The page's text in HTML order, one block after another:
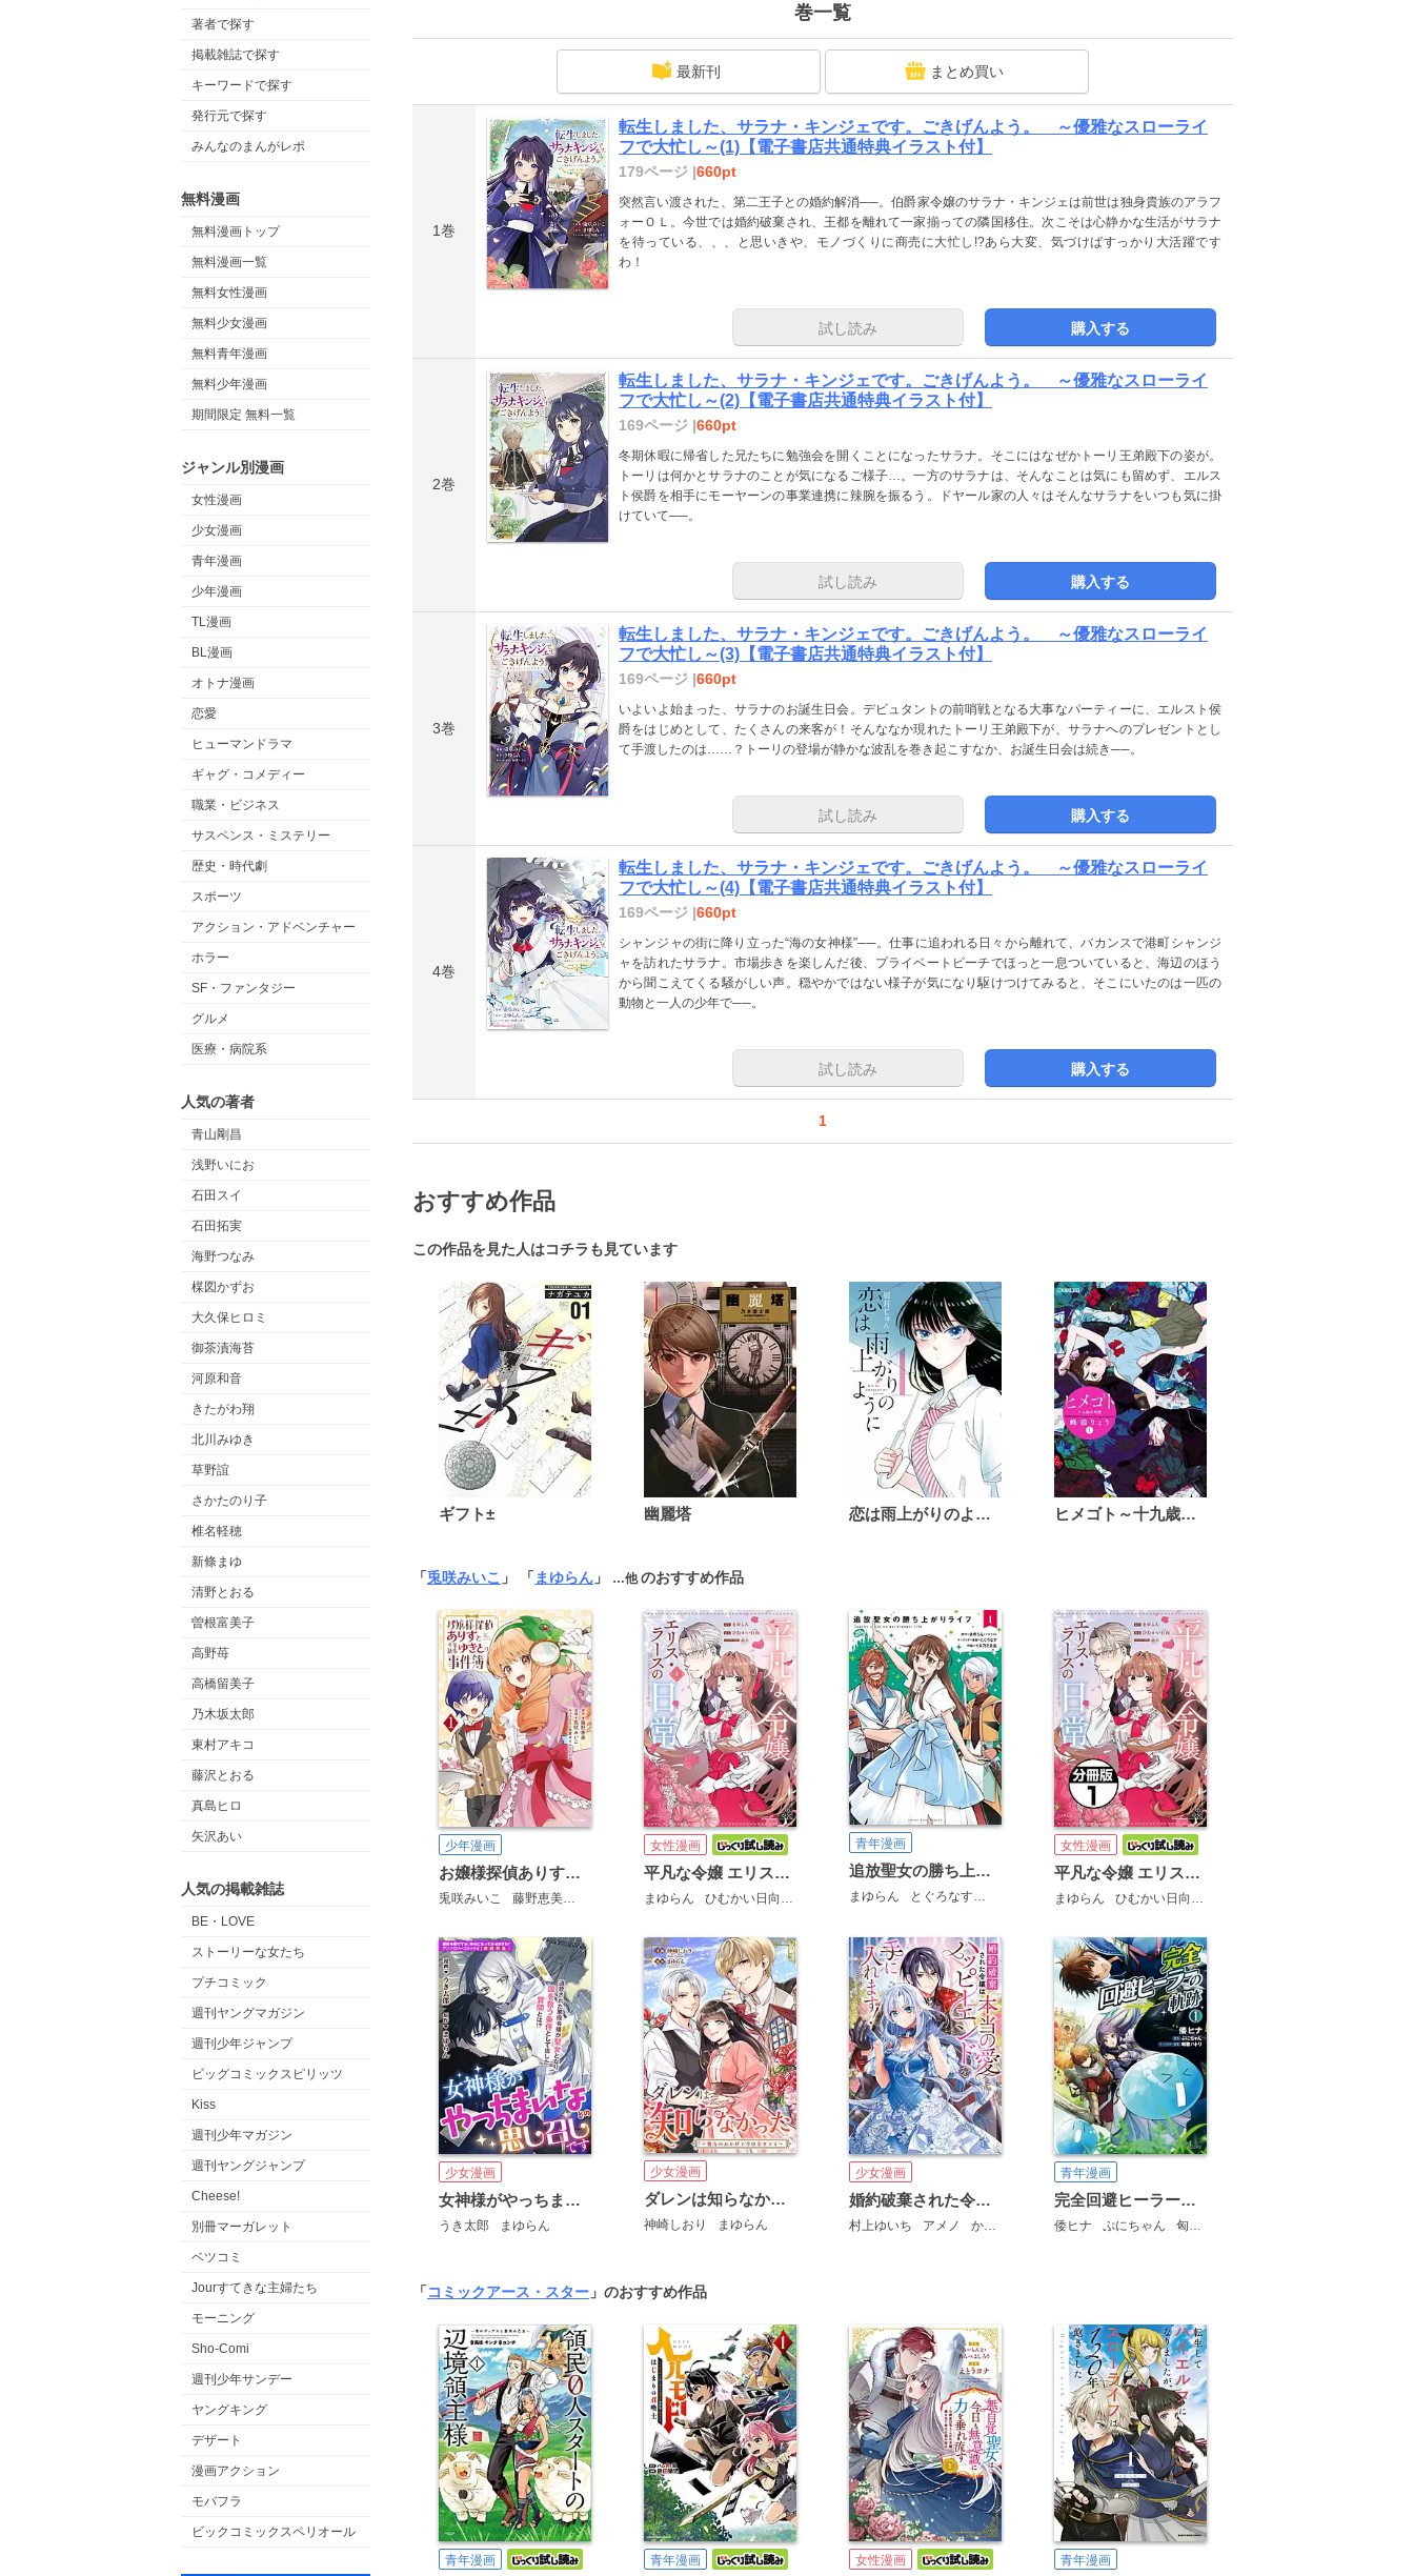
著者で探す
掲載雑誌で探す
キーワードで探す
発行元で探す
みんなのまんがレポ
無料漫画
無料漫画トップ
無料漫画一覧
無料女性漫画
無料少女漫画
無料青年漫画
無料少年漫画
期間限定 無料一覧
ジャンル別漫画
女性漫画
少女漫画
青年漫画
少年漫画
TL漫画
BL漫画
オトナ漫画
恋愛
ヒューマンドラマ
ギャグ・コメディー
職業・ビジネス
サスペンス・ミステリー
歴史・時代劇
スポーツ
アクション・アドベンチャー
ホラー
SF・ファンタジー
グルメ
医療・病院系
人気の著者
青山剛昌
浅野いにお
石田スイ
石田拓実
海野つなみ
楳図かずお
大久保ヒロミ
御茶漬海苔
河原和音
きたがわ翔
北川みゆき
草野誼
さかたのり子
椎名軽穂
新條まゆ
清野とおる
曽根富美子
高野苺
高橋留美子
乃木坂太郎
東村アキコ
藤沢とおる
真島ヒロ
矢沢あい
人気の掲載雑誌
BE・LOVE
ストーリーな女たち
プチコミック
週刊ヤングマガジン
週刊少年ジャンプ
ビッグコミックスピリッツ
Kiss
週刊少年マガジン
週刊ヤングジャンプ
Cheese!
別冊マーガレット
ベツコミ
Jourすてきな主婦たち
モーニング
Sho-Comi
週刊少年サンデー
ヤングキング
デザート
漫画アクション
モバフラ
ビックコミックスペリオール
巻一覧
最新刊 まとめ買い
1巻
転生しました、サラナ・キンジェです。ごきげんよう。 ～優雅なスローライ
フで大忙し～(1)【電子書店共通特典イラスト付】
179ページ |660pt
突然言い渡された、第二王子との婚約解消──。伯爵家令嬢のサラナ・キンジェは前世は独身貴族のアラフ
ォーＯＬ。今世では婚約破棄され、王都を離れて一家揃っての隣国移住。次こそは心静かな生活がサラナ
を待っている、、、と思いきや、モノづくりに商売に大忙し!?あら大変、気づけばすっかり大活躍です
わ！
試し読み 購入する
2巻
転生しました、サラナ・キンジェです。ごきげんよう。 ～優雅なスローライ
フで大忙し～(2)【電子書店共通特典イラスト付】
169ページ |660pt
冬期休暇に帰省した兄たちに勉強会を開くことになったサラナ。そこにはなぜかトーリ王弟殿下の姿が。
トーリは何かとサラナのことが気になるご様子…。一方のサラナは、そんなことは気にも留めず、エルス
ト侯爵を相手にモーヤーンの事業連携に辣腕を振るう。ドヤール家の人々はそんなサラナをいつも気に掛
けていて──。
試し読み 購入する
3巻
転生しました、サラナ・キンジェです。ごきげんよう。 ～優雅なスローライ
フで大忙し～(3)【電子書店共通特典イラスト付】
169ページ |660pt
いよいよ始まった、サラナのお誕生日会。デビュタントの前哨戦となる大事なパーティーに、エルスト侯
爵をはじめとして、たくさんの来客が！そんななか現れたトーリ王弟殿下が、サラナへのプレゼントとし
て手渡したのは……？トーリの登場が静かな波乱を巻き起こすなか、お誕生日会は続き──。
試し読み 購入する
4巻
転生しました、サラナ・キンジェです。ごきげんよう。 ～優雅なスローライ
フで大忙し～(4)【電子書店共通特典イラスト付】
169ページ |660pt
シャンジャの街に降り立った“海の女神様”──。仕事に追われる日々から離れて、バカンスで港町シャンジ
ャを訪れたサラナ。市場歩きを楽しんだ後、プライベートビーチでほっと一息ついていると、海辺のほう
から聞こえてくる騒がしい声。穏やかではない様子が気になり駆けつけてみると、そこにいたのは一匹の
動物と一人の少年で──。
試し読み 購入する
1
おすすめ作品
この作品を見た人はコチラも見ています
ギフト± 幽麗塔 恋は雨上がりのように ヒメゴト～十九歳の制服～
「兎咲みいこ 」 「まゆらん 」 …他のおすすめ作品
少年漫画
お嬢様探偵ありすと少年執事ゆきとの事件簿
兎咲みいこ 藤野恵美 HACCAN
女性漫画
平凡な令嬢 エリス・ラースの日常
まゆらん ひむかい日向 羽公
青年漫画
追放聖女の勝ち上がりライフ
まゆらん とぐろなす イヌ乃さゑ汰
女性漫画
平凡な令嬢 エリス・ラースの日常 分冊版
まゆらん ひむかい日向 羽公
少女漫画
女神様がやっちまいなとの思し召しです
うき太郎 まゆらん
少女漫画
ダレンは知らなかった～貴方のおかげで今は幸せです～
神崎しおり まゆらん
少女漫画
婚約破棄された令嬢は本当の愛とハッピーエンドを手に入れます！アンソロジーコミック
村上ゆいち アメノ かみきわか しをたひろみち 日之下あかめ
青年漫画
完全回避ヒーラーの軌跡
倭ヒナ ぷにちゃん 匈歌ハトリ
「コミックアース・スター 」のおすすめ作品
青年漫画 青年漫画 女性漫画 青年漫画